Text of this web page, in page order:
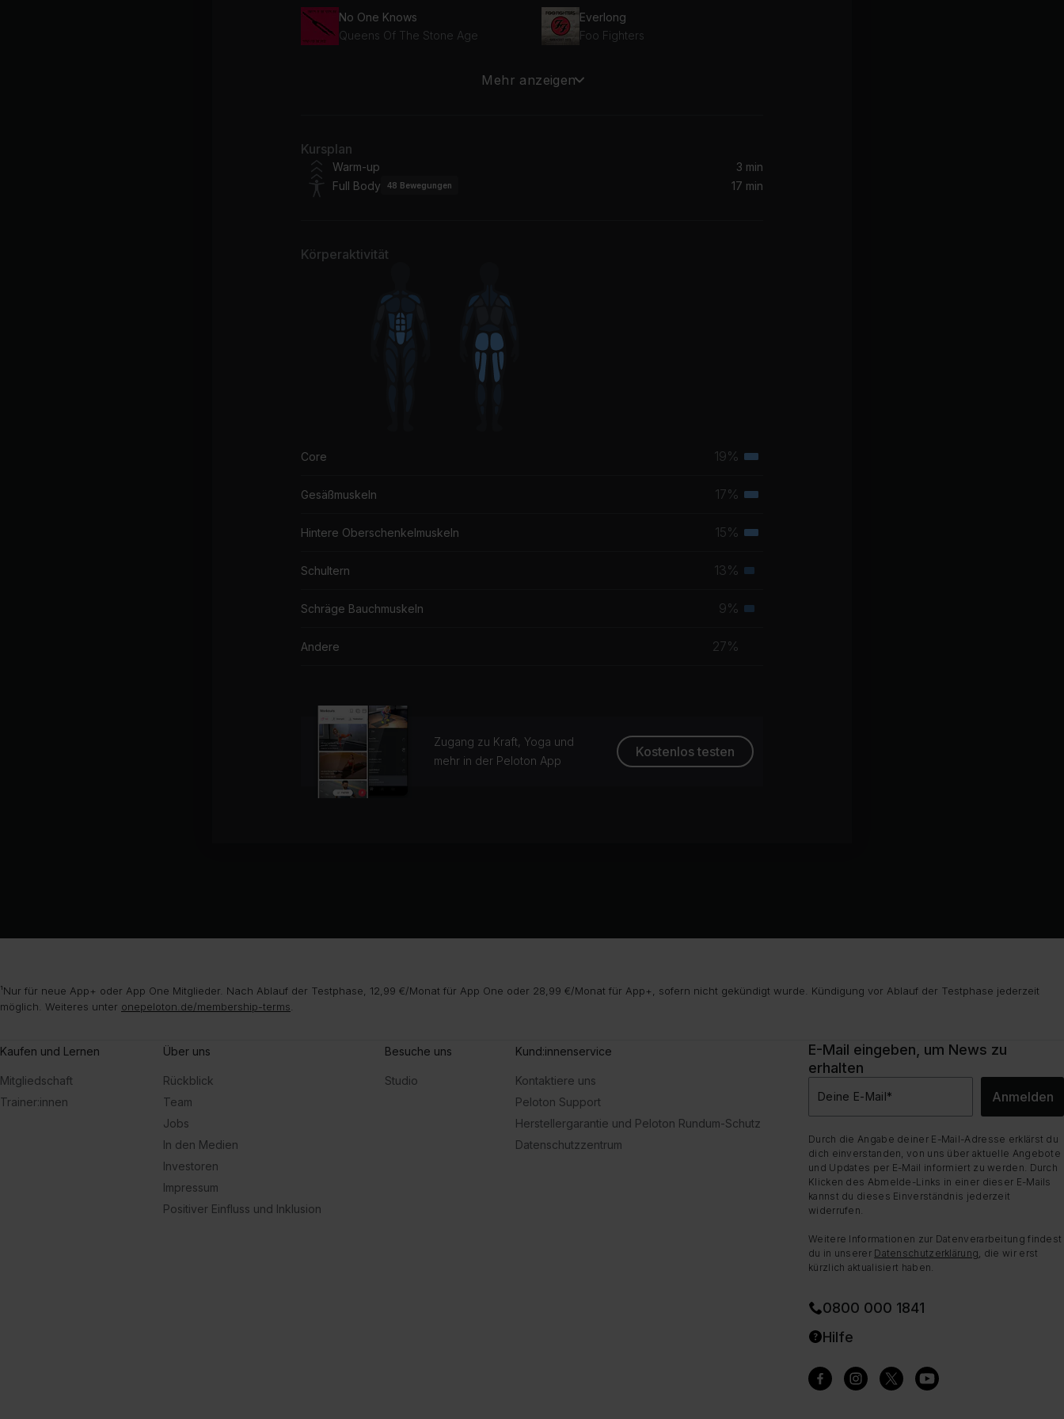
No One Knows
Queens Of The Stone Age
Everlong
Foo Fighters
Mehr anzeigen
Kursplan
Warm-up
3 min
Full Body
48 Bewegungen 17 min
Körperaktivität
Core 19% Tertiäre
Gesäßmuskeln 17% Tertiäre
Hintere Oberschenkelmuskeln 15% Tertiäre
Schultern 13% Sekundäre
Schräge Bauchmuskeln 9% Sekundäre
Andere 27%
Zugang zu Kraft, Yoga und
mehr in der Peloton App
Kostenlos testen
¹Nur für neue App+ oder App One Mitglieder. Nach Ablauf der Testphase, 12,99 €/Monat für App One oder 28,99 €/Monat für App+, sofern nicht gekündigt wurde. Kündigung vor Ablauf der Testphase jederzeit
möglich. Weiteres unter onepeloton.de/membership-terms
Kaufen und Lernen
Mitgliedschaft
Trainer:innen
Über uns
Rückblick
Team
Jobs
In den Medien
Investoren
Impressum
Positiver Einfluss und Inklusion
Besuche uns
Studio
Kund:innenservice
Kontaktiere uns
Peloton Support
Herstellergarantie und Peloton Rundum-Schutz
Datenschutzzentrum
E-Mail eingeben, um News zu
erhalten
Deine E-Mail* Anmelden
Durch die Angabe deiner E-Mail-Adresse erklärst du
dich einverstanden, von uns über aktuelle Angebote
und Updates per E-Mail informiert zu werden. Durch
Klicken des Abmelde-Links in einer dieser E-Mails
kannst du dieses Einverständnis jederzeit
widerrufen.
Weitere Informationen zur Datenverarbeitung findest
du in unserer Datenschutzerklärung, die wir erst
kürzlich aktualisiert haben.
0800 000 1841
Hilfe